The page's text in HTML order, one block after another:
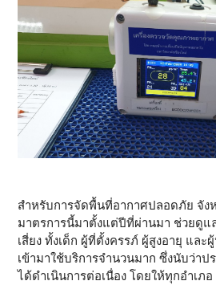
สำหรับการจัดพื้นที่อากาศปลอดภัย จัง
มาตรการนี้มาตั้งแต่ปีที่ผ่านมา ช่วยดู
เสี่ยง ทั้งเด็ก ผู้ที่ตั้งครรภ์ ผู้สูงอายุ และ
เข้ามาใช้บริการจำนวนมาก ซึ่งนับว่าป
ได้ดำเนินการต่อเนื่อง โดยให้ทุกอำเภ